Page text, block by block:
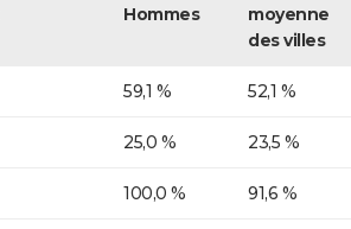
Hommes
moyenne
des villes
59,1 % 52,1 %
25,0 % 23,5 %
100,0 % 91,6 %